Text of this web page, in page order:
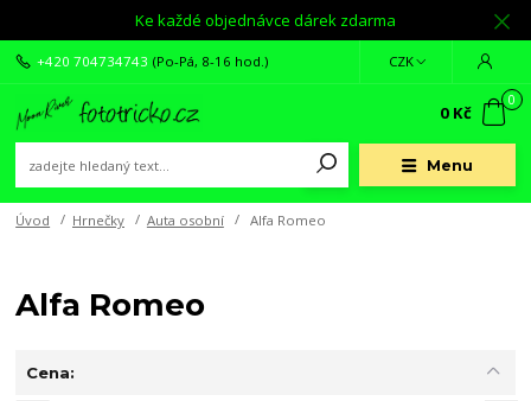
Ke každé objednávce dárek zdarma
Menu
CZK
+420 704734743 (Po-Pá, 8-16 hod.)
0
0 Kč
Úvod Hrnečky Auta osobní Alfa Romeo
Alfa Romeo
Cena: